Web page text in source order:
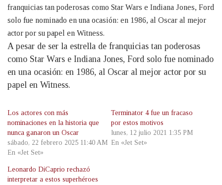
A pesar de ser la estrella de franquicias tan poderosas
como Star Wars e Indiana Jones, Ford solo fue nominado
en una ocasión: en 1986, al Oscar al mejor actor por su
papel en Witness.
Los actores con más
nominaciones en la historia que
nunca ganaron un Oscar
sábado, 22 febrero 2025 11:40 AM
En «Jet Set»
Terminator 4 fue un fracaso
por estos motivos
lunes, 12 julio 2021 1:35 PM
En «Jet Set»
Leonardo DiCaprio rechazó
interpretar a estos superhéroes